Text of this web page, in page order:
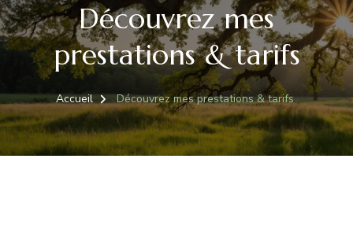
Découvrez mes
prestations & tarifs
Accueil Découvrez mes prestations & tarifs